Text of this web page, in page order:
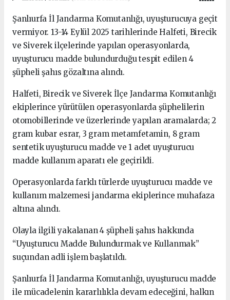
Şanlıurfa İl Jandarma Komutanlığı, uyuşturucuya geçit
vermiyor. 13-14 Eylül 2025 tarihlerinde Halfeti, Birecik
ve Siverek ilçelerinde yapılan operasyonlarda,
uyuşturucu madde bulundurduğu tespit edilen 4
şüpheli şahıs gözaltına alındı.
Halfeti, Birecik ve Siverek İlçe Jandarma Komutanlığı
ekiplerince yürütülen operasyonlarda şüphelilerin
otomobillerinde ve üzerlerinde yapılan aramalarda; 2
gram kubar esrar, 3 gram metamfetamin, 8 gram
sentetik uyuşturucu madde ve 1 adet uyuşturucu
madde kullanım aparatı ele geçirildi.
Operasyonlarda farklı türlerde uyuşturucu madde ve
kullanım malzemesi jandarma ekiplerince muhafaza
altına alındı.
Olayla ilgili yakalanan 4 şüpheli şahıs hakkında
“Uyuşturucu Madde Bulundurmak ve Kullanmak”
suçundan adli işlem başlatıldı.
Şanlıurfa İl Jandarma Komutanlığı, uyuşturucu madde
ile mücadelenin kararlılıkla devam edeceğini, halkın